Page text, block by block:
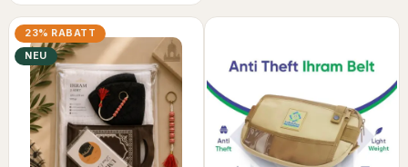
23% RABATT
NEU